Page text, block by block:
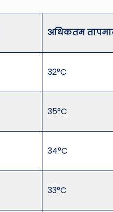
अधिकतम
32°C
35°C
34°C
33°C